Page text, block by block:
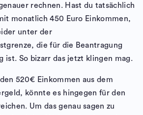
rechnen. Hast du tatsächlich
monatlich 450 Euro Einkommen,
unter der
die für die Beantragung
ist. So bizarr das jetzt klingen mag.
520€ Einkommen aus dem
könnte es hingegen für den
Um das genau sagen zu